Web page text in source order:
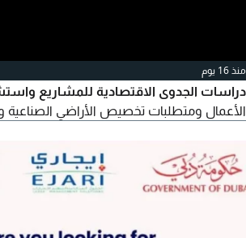
منذ 16 يوم
دراسات الجدوى الاقتصادية للمشاريع
الأعمال ومتطلبات تخصيص الأراضي الصناعية